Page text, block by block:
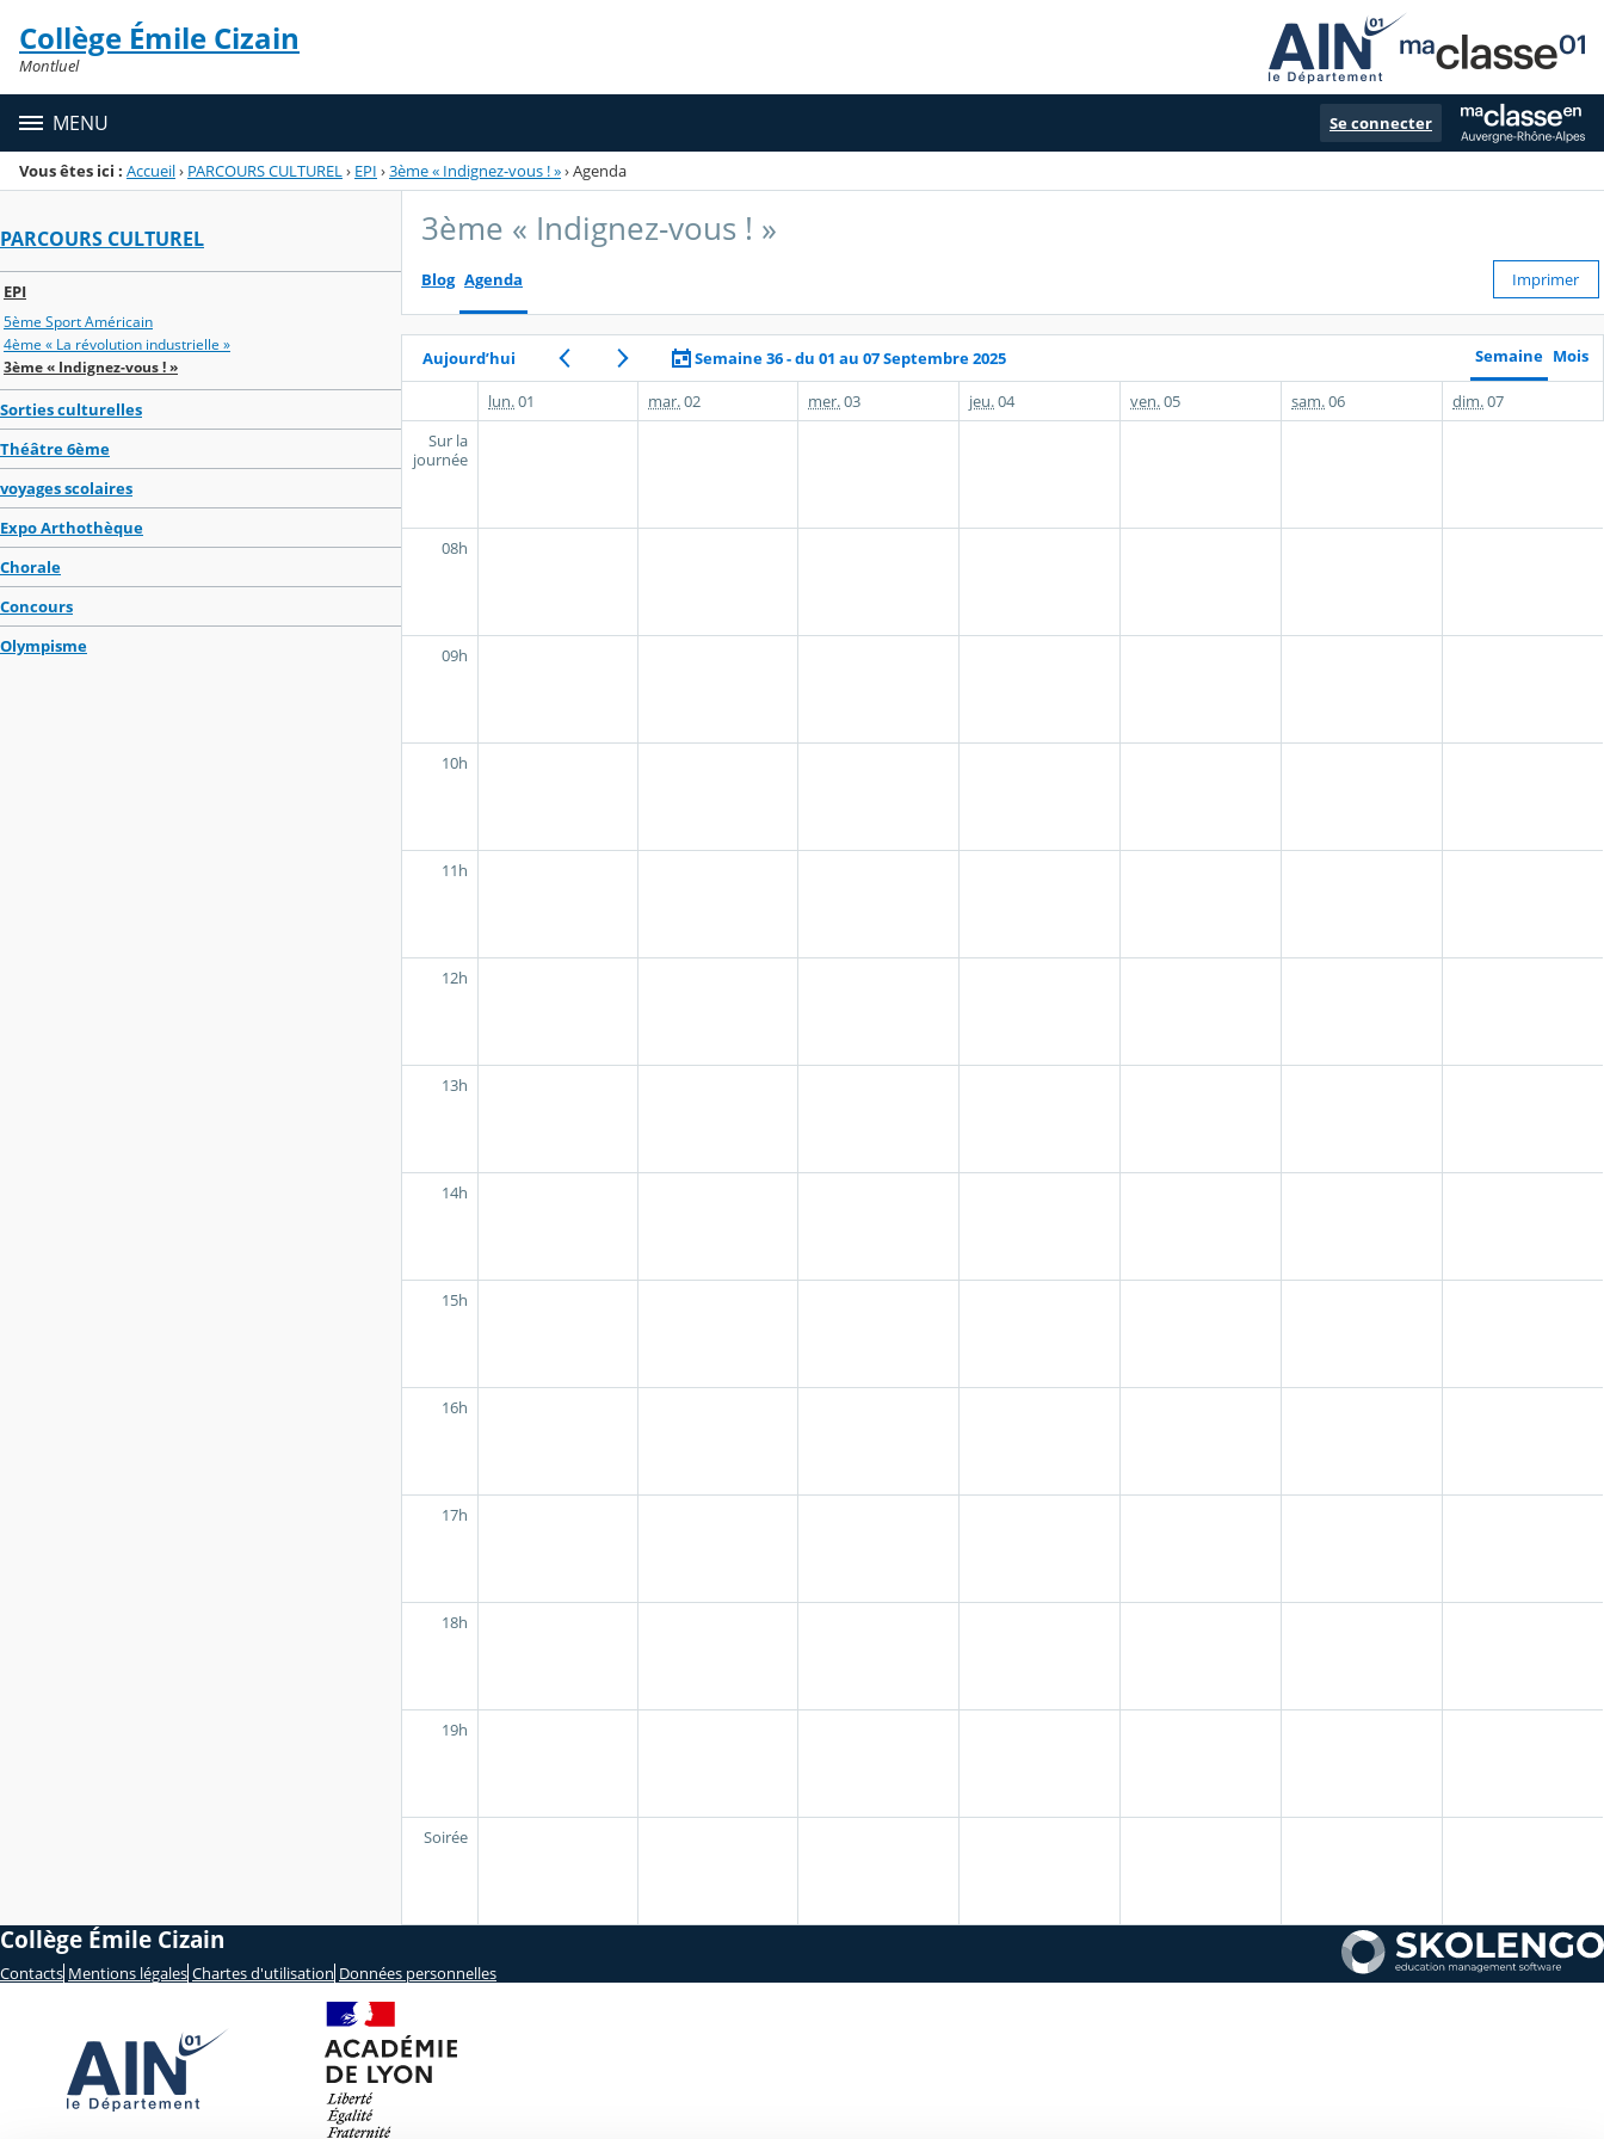
Menu de la rubrique
Contenu
Collège Émile Cizain
Montluel
MENU Se connecter
Vous êtes ici : Accueil› PARCOURS CULTUREL› EPI ›3ème « Indignez-vous ! »›Agenda
PARCOURS CULTUREL
EPI
5ème Sport Américain
4ème « La révolution industrielle »
3ème « Indignez-vous ! »
Sorties culturelles
Théâtre 6ème
voyages scolaires
Expo Arthothèque
Chorale
Concours
Olympisme
3ème « Indignez-vous ! »
Blog Agenda Imprimer
Aujourd’hui Semaine 36 - du 01 au 07 Septembre 2025 Semaine Mois
lun.01 mar.02 mer.03 jeu.04 ven.05 sam.06 dim.07
Sur la
journée
08h
09h
10h
11h
12h
13h
14h
15h
16h
17h
18h
19h
Soirée
Collège Émile Cizain
Contacts Mentions légales Chartes d'utilisation Données personnelles